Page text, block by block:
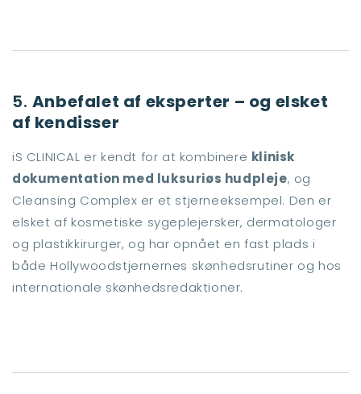
5. Anbefalet af eksperter – og elsket
af kendisser
iS CLINICAL er kendt for at kombinere klinisk
dokumentation med luksuriøs hudpleje, og
Cleansing Complex er et stjerneeksempel. Den er
elsket af kosmetiske sygeplejersker, dermatologer
og plastikkirurger, og har opnået en fast plads i
både Hollywoodstjernernes skønhedsrutiner og hos
internationale skønhedsredaktioner.